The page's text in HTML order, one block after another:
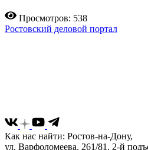
Просмотров: 538
Ростовский деловой портал
Как нас найти: Ростов-на-Дону,
ул. Варфоломеева, 261/81, 2-й